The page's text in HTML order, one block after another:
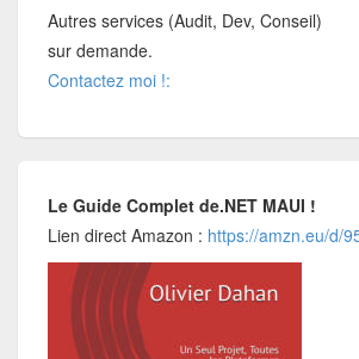
Autres services (Audit, Dev, Conseil)
sur demande.
Contactez moi !:
Le Guide Complet de.NET MAUI !
Lien direct Amazon : https://amzn.eu/d/